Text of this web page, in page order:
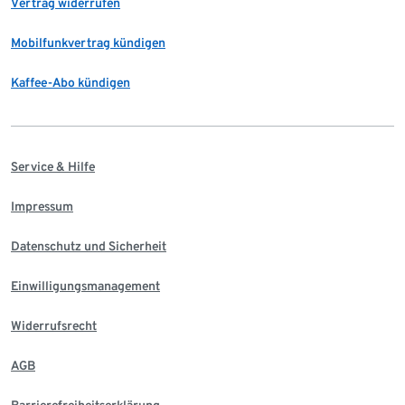
Mobilfunkvertrag kündigen
Kaffee-Abo kündigen
Service & Hilfe
Impressum
Datenschutz und Sicherheit
Einwilligungsmanagement
Widerrufsrecht
AGB